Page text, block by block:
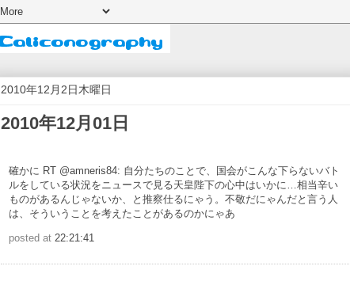
2010年12月2日木曜日
2010年12月01日
確かに RT @amneris84: 自分たちのことで、国会がこんな下らないバト
ルをしている状況をニュースで見る天皇陛下の心中はいかに…相当辛い
ものがあるんじゃないか、と推察仕るにゃう。不敬だにゃんだと言う人
は、そういうことを考えたことがあるのかにゃあ
posted at 22:21:41